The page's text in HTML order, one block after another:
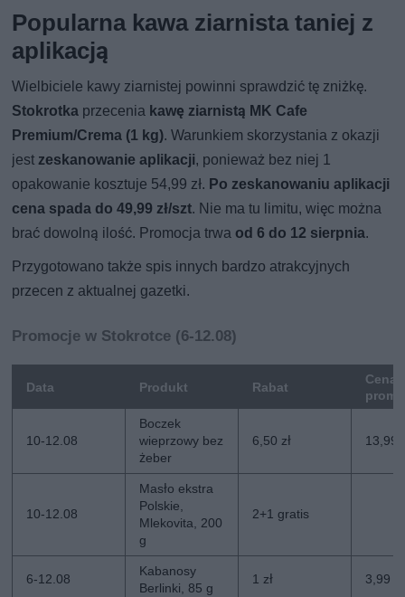
Popularna kawa ziarnista taniej z
aplikacją
Wielbiciele kawy ziarnistej powinni sprawdzić tę zniżkę.
Stokrotka przecenia kawę ziarnistą MK Cafe
Premium/Crema (1 kg). Warunkiem skorzystania z okazji
jest zeskanowanie aplikacji, ponieważ bez niej 1
opakowanie kosztuje 54,99 zł. Po zeskanowaniu aplikacji
cena spada do 49,99 zł/szt. Nie ma tu limitu, więc można
brać dowolną ilość. Promocja trwa od 6 do 12 sierpnia.
Przygotowano także spis innych bardzo atrakcyjnych
przecen z aktualnej gazetki.
Promocje w Stokrotce (6-12.08)
Data Produkt Rabat
Cena
10-12.08
Boczek
wieprzowy bez
żeber
6,50 zł 13,99
10-12.08
Masło ekstra
Polskie,
Mlekovita, 200
g
2+1 gratis
6-12.08
Kabanosy
Berlinki, 85 g
1 zł 3,99